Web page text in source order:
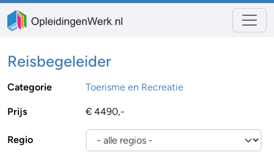
Reisbegeleider
Categorie Toerisme en Recreatie
Prijs € 4490,-
Regio